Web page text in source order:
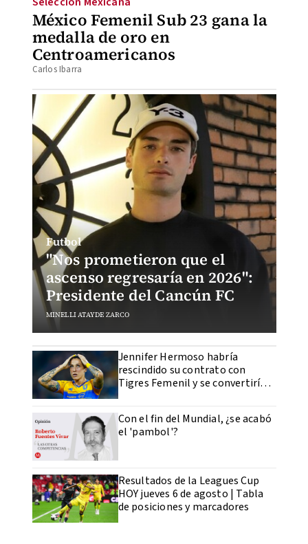
México Femenil Sub 23 gana la
medalla de oro en
Centroamericanos
Carlos Ibarra
"Nos prometieron que el
ascenso regresaría en 2026":
Presidente del Cancún FC
Futbol
MINELLI ATAYDE ZARCO
Jennifer Hermoso habría
rescindido su contrato con
Tigres Femenil y se convertiría
en agente libre
Con el fin del Mundial, ¿se acabó
el 'pambol'?
Resultados de la Leagues Cup
HOY jueves 6 de agosto | Tabla
de posiciones y marcadores